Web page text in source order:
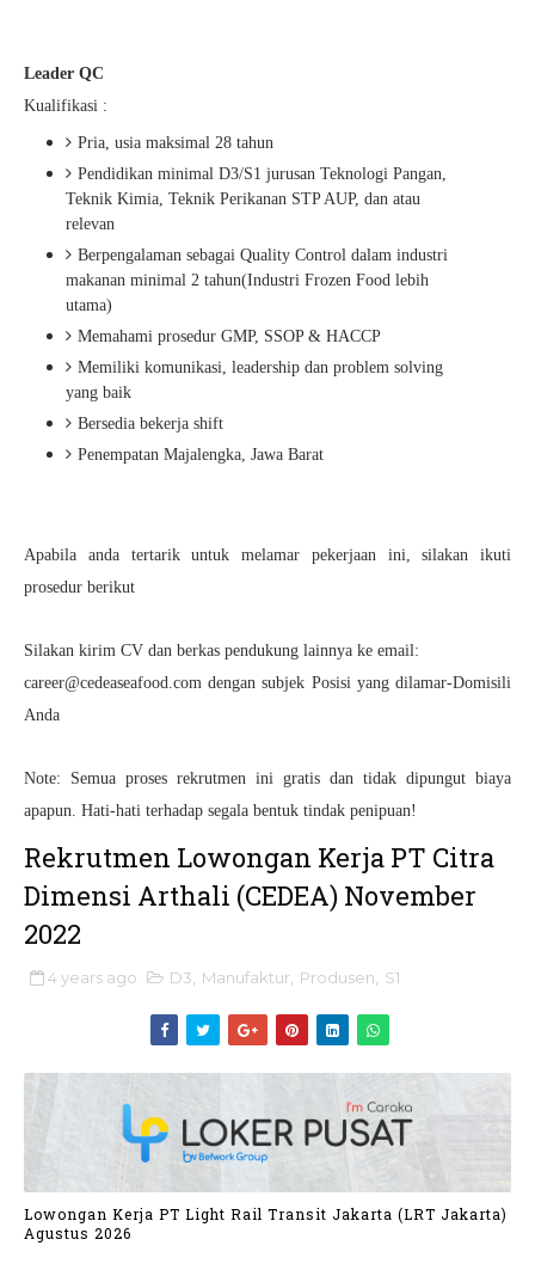
Leader QC
Kualifikasi :
Pria, usia maksimal 28 tahun
Pendidikan minimal D3/S1 jurusan Teknologi Pangan,
Teknik Kimia, Teknik Perikanan STP AUP, dan atau
relevan
Berpengalaman sebagai Quality Control dalam industri
makanan minimal 2 tahun(Industri Frozen Food lebih
utama)
Memahami prosedur GMP, SSOP & HACCP
Memiliki komunikasi, leadership dan problem solving
yang baik
Bersedia bekerja shift
Penempatan Majalengka, Jawa Barat
Apabila anda tertarik untuk melamar pekerjaan ini, silakan ikuti
prosedur berikut
Silakan kirim CV dan berkas pendukung lainnya ke email:
career@cedeaseafood.com dengan subjek Posisi yang dilamar-Domisili
Anda
Note: Semua proses rekrutmen ini gratis dan tidak dipungut biaya
apapun. Hati-hati terhadap segala bentuk tindak penipuan!
Rekrutmen Lowongan Kerja PT Citra
Dimensi Arthali (CEDEA) November
2022
4 years ago D3 Manufaktur Produsen S1
Lowongan Kerja PT Light Rail Transit Jakarta (LRT Jakarta)
Agustus 2026